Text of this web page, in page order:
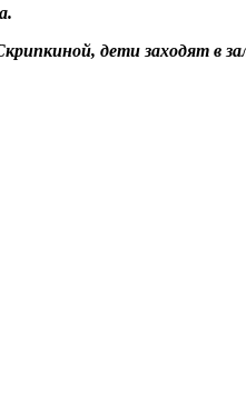
дети заходят в